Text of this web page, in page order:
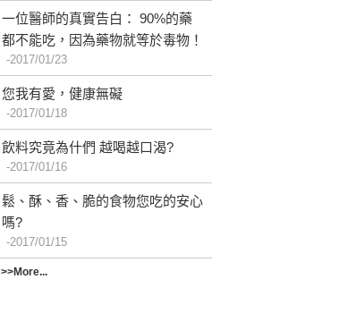
一位醫師的真實告白： 90%的藥
都不能吃，因為藥物就等於毒物！
2017/01/23
您我有愛，健康無礙
2017/01/18
飲料究竟為什們 越喝越口渴?
2017/01/16
鬆、酥、香、脆的食物您吃的安心
嗎?
2017/01/15
>>More...